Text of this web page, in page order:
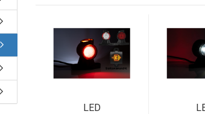
LED